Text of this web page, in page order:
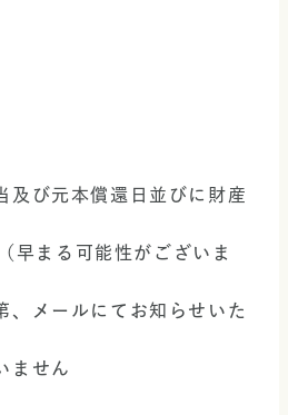
び元本償還日並びに財産
早まる可能性がございま
、メールにてお知らせいた
ません